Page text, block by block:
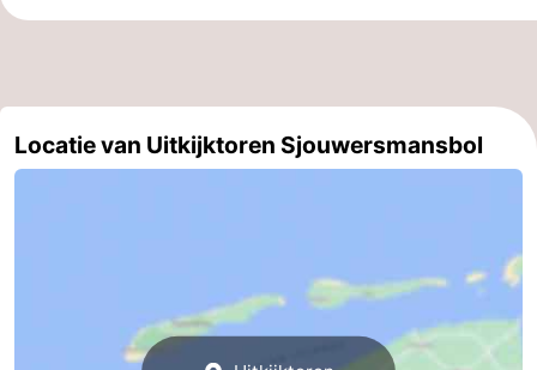
Locatie van Uitkijktoren Sjouwersmansbol